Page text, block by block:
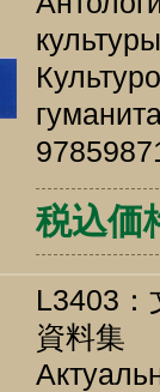
税込価
L3403
資料集